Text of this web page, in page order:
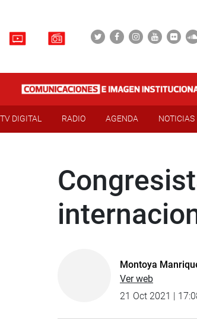
TV DIGITAL RADIO AGENDA NOTICIAS
Montoya
Ver web
21 Oct 2021 |